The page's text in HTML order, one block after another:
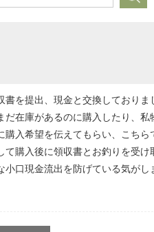
を提出、現金と交換しておりま
在庫があるのに購入したり、私
入希望を伝えてもらい、こちら
購入後に領収書とお釣りを受け
口現金流出を防げている気がし
税務経理
企業法務
経営の知恵
総務の給湯室